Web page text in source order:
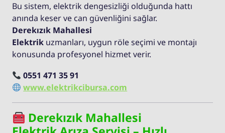
Bu sistem, elektrik dengesizliği olduğunda hattı
anında keser ve can güvenliğini sağlar.
Derekızık Mahallesi
Elektrik uzmanları, uygun röle seçimi ve montajı
konusunda profesyonel hizmet verir.
0551 471 35 91
www.elektrikcibursa.com
Derekızık Mahallesi